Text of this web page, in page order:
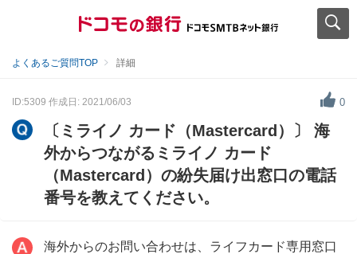
よくあるご質問TOP 詳細
ID:5309 作成日: 2021/06/03 0
〔ミライノ カード（Mastercard）〕 海
外からつながるミライノ カード
（Mastercard）の紛失届け出窓口の電話
番号を教えてください。
海外からのお問い合わせは、ライフカード専用窓口